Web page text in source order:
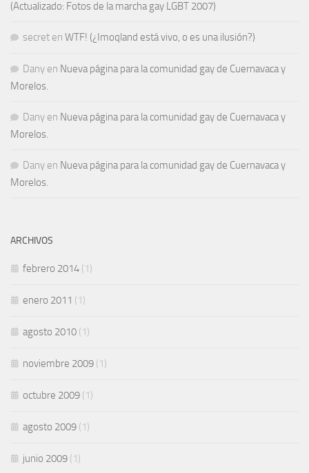
(Actualizado: Fotos de la marcha gay LGBT 2007)
secret en WTF! (¿Imoqland está vivo, o es una ilusión?)
Dany en Nueva página para la comunidad gay de Cuernavaca y
Morelos.
Dany en Nueva página para la comunidad gay de Cuernavaca y
Morelos.
Dany en Nueva página para la comunidad gay de Cuernavaca y
Morelos.
ARCHIVOS
febrero 2014 (1)
enero 2011 (1)
agosto 2010 (1)
noviembre 2009 (1)
octubre 2009 (1)
agosto 2009 (1)
junio 2009 (1)